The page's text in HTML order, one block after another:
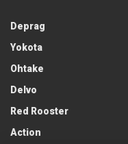
Deprag
Yokota
Ohtake
Delvo
Red Rooster
Action